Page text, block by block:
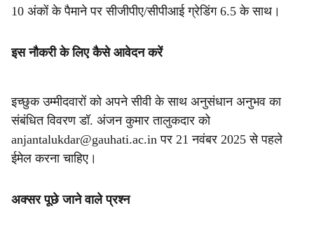
10 अंकों के पैमाने पर सीजीपीए/सीपीआई ग्रेडिंग 6.5 के साथ।
इस नौकरी के लिए कैसे आवेदन करें
इच्छुक उम्मीदवारों को अपने सीवी के साथ अनुसंधान अनुभव का
संबंधित विवरण डॉ. अंजन कुमार तालुकदार को
anjantalukdar@gauhati.ac.in पर 21 नवंबर 2025 से पहले
ईमेल करना चाहिए।
अक्सर पूछे जाने वाले प्रश्न